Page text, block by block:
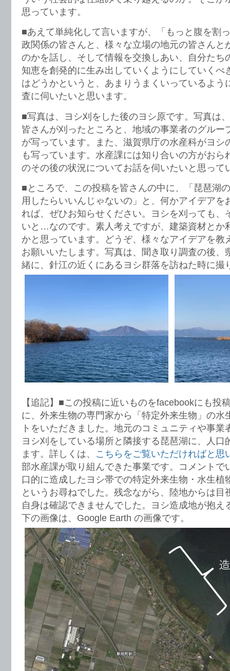
思っています。
■あえて単純化して言いますが、「もっと腹を割
政関係の皆さんと、様々な立場の地元の皆さんと
のかを話し、そして情報を交換しあい、自分たち
知恵を創発的に生み出していくようにしていく
はどうかというと、あまりうまくいっているよう
査に伺いたいと思います。
■写真は、ヨシ刈をした後のヨシ原です。写真は
皆さんが刈ったところと、地域の事業者のグルー
が写っています。また、滋賀県庁の水産科がヨシ
も写っています。水産課には知り合いの方がおら
のその後の状況についてお話を伺いたいと思って
■ところで、この投稿を皆さんの中に、「琵琶湖
用したらいいんじゃないの」と、何かアイデアを
れば、ぜひお知らせください。ヨシを刈っても、
いと…なのです。素人考えですが、建築資材とか
かと思っています。どうぞ、様々なアイデアを教
お願いいたします。写真は、聞き取り調査の後、
緒に、針江の近くにあるヨシ群落を訪ねた時に撮
【追記】■この投稿に近いものをfacebookにも投
に、外来生物の専門家から「特定外来生物」の水
トをいただきました。地元のコミュニティや事
ヨシ刈をしている場所と隣接する琵琶湖に、人口
ます。詳しくは、 こちらをご覧いただければと思
部水産課が取り組んできた事業です。コメントで
口的に造成したヨシ帯での特定外来生物・水生
というお尋ねでした。残念ながら、陸地からは目
自身は確認できませんでした。ヨシ造成地が抱え
下の画像は、Google Earth の画像です。